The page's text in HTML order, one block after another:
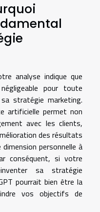
analyse indique que
pour toute
stratégie marketing.
artificielle permet non
avec les clients,
des résultats
personnelle à
conséquent, si votre
sa stratégie
pourrait bien être la
vos objectifs de